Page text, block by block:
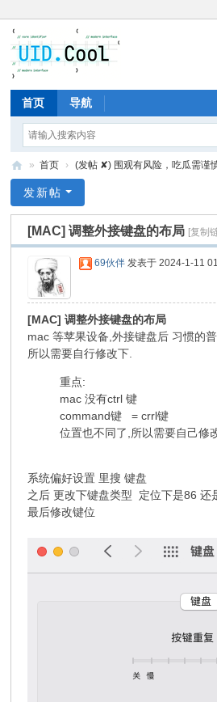
首页 导航
爱
» 首页 › (发帖 ✘) 围观有风险，吃瓜需谨
发新帖
[MAC] 调整外接键盘的布局 [复制
69伙伴 发表于 2024-1-11
[MAC] 调整外接键盘的布局
mac 等苹果设备,外接键盘后 习惯的
所以需要自行修改下.
重点:
mac 没有ctrl 键
command键 = crrl键
位置也不同了,所以需要自己修
系统偏好设置 里搜 键盘
之后 更改下键盘类型 定位下是86 还
最后修改键位